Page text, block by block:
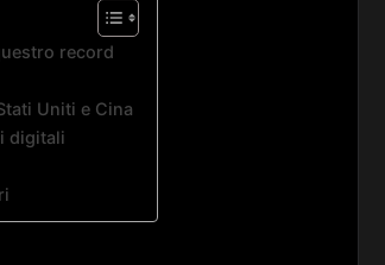
record
Uniti e Cina
digitali